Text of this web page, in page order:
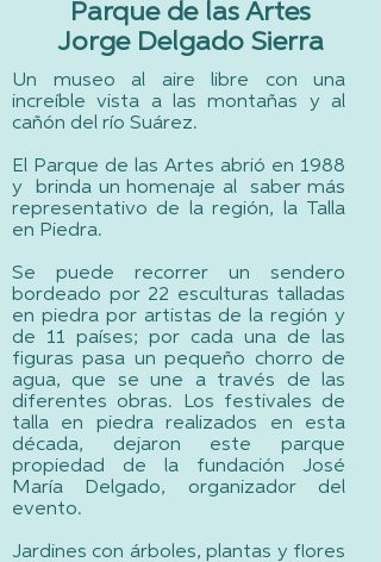
Parque de las Artes
Jorge Delgado Sierra
Un museo al aire libre con una
increíble vista a las montañas y al
cañón del río Suárez.
El Parque de las Artes abrió en 1988
y brinda un homenaje al saber más
representativo de la región, la Talla
en Piedra.
Se puede recorrer un sendero
bordeado por 22 esculturas talladas
en piedra por artistas de la región y
de 11 países; por cada una de las
figuras pasa un pequeño chorro de
agua, que se une a través de las
diferentes obras. Los festivales de
talla en piedra realizados en esta
década, dejaron este parque
propiedad de la fundación José
María Delgado, organizador del
evento.
Jardines con árboles, plantas y flores